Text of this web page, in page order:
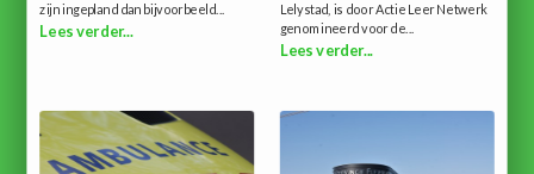
zijn ingepland dan bijvoorbeeld...
Lees verder...
Lelystad, is door Actie Leer Netwerk
genomineerd voor de...
Lees verder...